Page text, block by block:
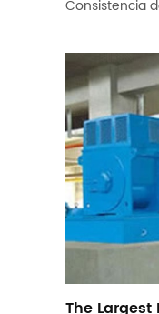
Consistencia
The